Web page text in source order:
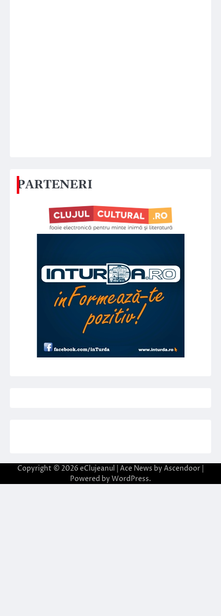
PARTENERI
Copyright © 2026 eClujeanul | Ace News by Ascendoor
Powered by WordPress.